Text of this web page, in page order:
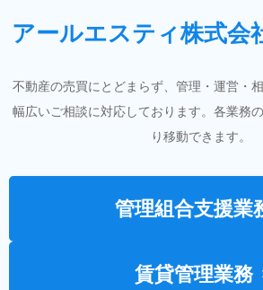
アールエスティ株式会
不動産の売買にとどまらず、管理・運営・
幅広いご相談に対応しております。各業務
り移動できます。
管理組合支援業
賃貸管理業務